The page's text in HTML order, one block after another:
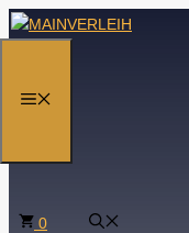
Zum
0